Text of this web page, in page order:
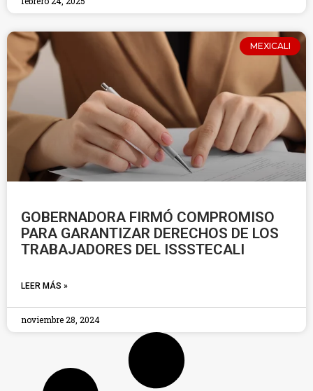
MEXICALI
GOBERNADORA FIRMÓ COMPROMISO
PARA GARANTIZAR DERECHOS DE LOS
TRABAJADORES DEL ISSSTECALI
LEER MÁS »
noviembre 28, 2024